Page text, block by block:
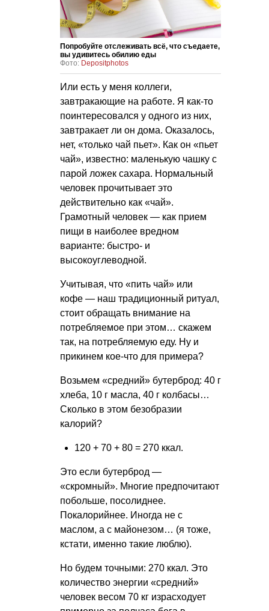
Попробуйте отслеживать всё, что съедаете,
вы удивитесь обилию еды
Фото: Depositphotos
Или есть у меня коллеги,
завтракающие на работе. Я как-то
поинтересовался у одного из них,
завтракает ли он дома. Оказалось,
нет, «только чай пьет». Как он «пьет
чай», известно: маленькую чашку с
парой ложек сахара. Нормальный
человек прочитывает это
действительно как «чай».
Грамотный человек — как прием
пищи в наиболее вредном
варианте: быстро- и
высокоуглеводной.
Учитывая, что «пить чай» или
кофе — наш традиционный ритуал,
стоит обращать внимание на
потребляемое при этом… скажем
так, на потребляемую еду. Ну и
прикинем кое-что для примера?
Возьмем «средний» бутерброд: 40 г
хлеба, 10 г масла, 40 г колбасы…
Сколько в этом безобразии
калорий?
120 + 70 + 80 = 270 ккал.
Это если бутерброд —
«скромный». Многие предпочитают
побольше, посолиднее.
Покалорийнее. Иногда не с
маслом, а с майонезом… (я тоже,
кстати, именно такие люблю).
Но будем точными: 270 ккал. Это
количество энергии «средний»
человек весом 70 кг израсходует